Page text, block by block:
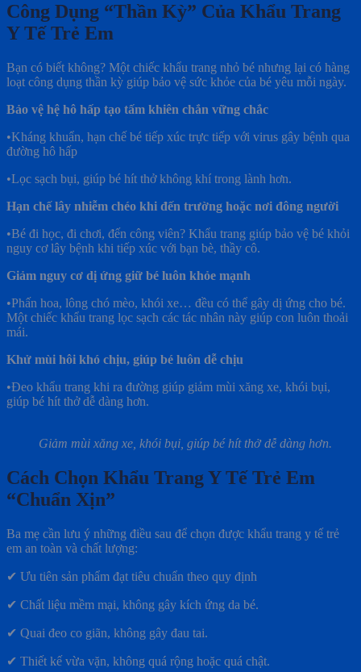
Công Dụng “Thần Kỳ” Của Khẩu Trang
Y Tế Trẻ Em
Bạn có biết không? Một chiếc khẩu trang nhỏ bé nhưng lại có hàng
loạt công dụng thần kỳ giúp bảo vệ sức khỏe của bé yêu mỗi ngày.
Bảo vệ hệ hô hấp tạo tấm khiên chắn vững chắc
•Kháng khuẩn, hạn chế bé tiếp xúc trực tiếp với virus gây bệnh qua
đường hô hấp
•Lọc sạch bụi, giúp bé hít thở không khí trong lành hơn.
Hạn chế lây nhiễm chéo khi đến trường hoặc nơi đông người
•Bé đi học, đi chơi, đến công viên? Khẩu trang giúp bảo vệ bé khỏi
nguy cơ lây bệnh khi tiếp xúc với bạn bè, thầy cô.
Giảm nguy cơ dị ứng giữ bé luôn khỏe mạnh
•Phấn hoa, lông chó mèo, khói xe… đều có thể gây dị ứng cho bé.
Một chiếc khẩu trang lọc sạch các tác nhân này giúp con luôn thoải
mái.
Khử mùi hôi khó chịu, giúp bé luôn dễ chịu
•Đeo khẩu trang khi ra đường giúp giảm mùi xăng xe, khói bụi,
giúp bé hít thở dễ dàng hơn.
Giảm mùi xăng xe, khói bụi, giúp bé hít thở dễ dàng hơn.
Cách Chọn Khẩu Trang Y Tế Trẻ Em
“Chuẩn Xịn”
Ba mẹ cần lưu ý những điều sau để chọn được khẩu trang y tế trẻ
em an toàn và chất lượng:
✔ Ưu tiên sản phẩm đạt tiêu chuẩn theo quy định
✔ Chất liệu mềm mại, không gây kích ứng da bé.
✔ Quai đeo co giãn, không gây đau tai.
✔ Thiết kế vừa vặn, không quá rộng hoặc quá chật.